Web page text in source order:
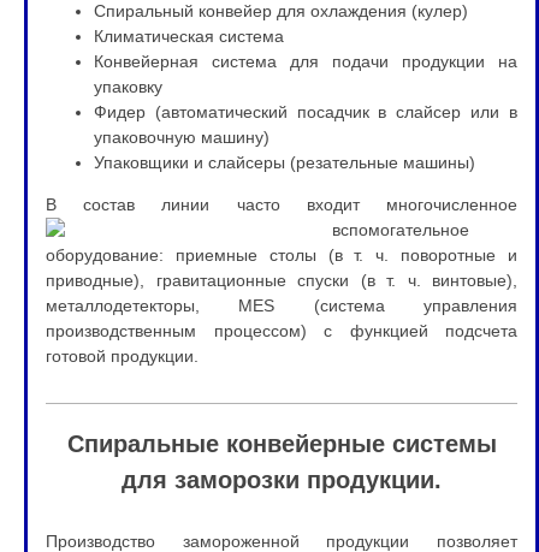
Спиральный конвейер для охлаждения (кулер)
Климатическая система
Конвейерная система для подачи продукции на
упаковку
Фидер (автоматический посадчик в слайсер или в
упаковочную машину)
Упаковщики и слайсеры (резательные машины)
В состав линии часто входит многочисленное
вспомогательное
оборудование: приемные столы (в т. ч. поворотные и
приводные), гравитационные спуски (в т. ч. винтовые),
металлодетекторы, MES (система управления
производственным процессом) с функцией подсчета
готовой продукции.
Спиральные конвейерные системы
для заморозки продукции.
Производство замороженной продукции позволяет